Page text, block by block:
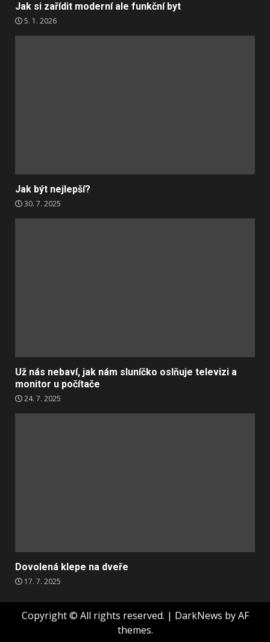
Jak si zařídit moderní ale funkční byt
5. 1. 2026
Jak být nejlepší?
30. 7. 2025
Už nás nebaví, jak nám sluníčko oslňuje televizi a
monitor u počítače
24. 7. 2025
Dovolená klepe na dveře
17. 7. 2025
Copyright © All rights reserved. | DarkNews by AF
themes.